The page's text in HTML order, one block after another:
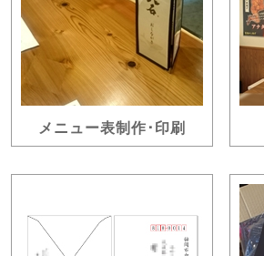
メニュー表制作･印刷